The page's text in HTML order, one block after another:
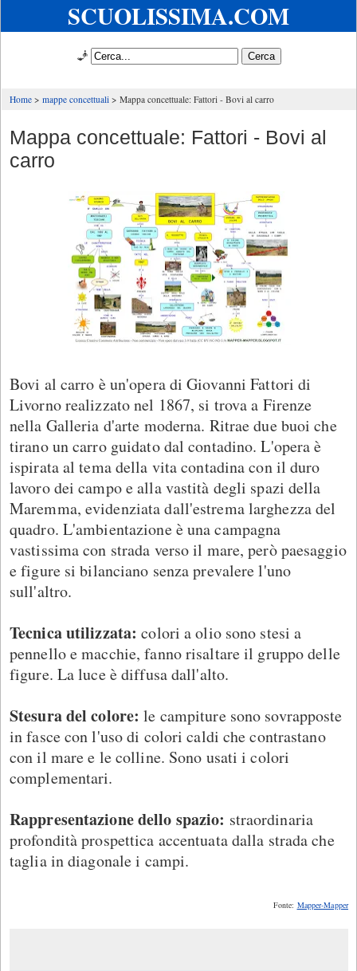
SCUOLISSIMA.COM
🧞
Home mappe concettuali Mappa concettuale: Fattori - Bovi al carro
Mappa concettuale: Fattori - Bovi al
carro
Bovi al carro è un'opera di Giovanni Fattori di
Livorno realizzato nel 1867, si trova a Firenze
nella Galleria d'arte moderna. Ritrae due buoi che
tirano un carro guidato dal contadino. L'opera è
ispirata al tema della vita contadina con il duro
lavoro dei campo e alla vastità degli spazi della
Maremma, evidenziata dall'estrema larghezza del
quadro. L'ambientazione è una campagna
vastissima con strada verso il mare, però paesaggio
e figure si bilanciano senza prevalere l'uno
sull'altro.
Tecnica utilizzata:colori a olio sono stesi a
pennello e macchie, fanno risaltare il gruppo delle
figure. La luce è diffusa dall'alto.
Stesura del colore: le campiture sono sovrapposte
in fasce con l'uso di colori caldi che contrastano
con il mare e le colline. Sono usati i colori
complementari.
Rappresentazione dello spazio: straordinaria
profondità prospettica accentuata dalla strada che
taglia in diagonale i campi.
Fonte: Mapper-Mapper